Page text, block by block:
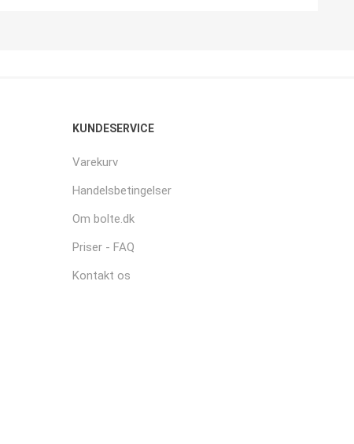
KUNDESERVICE
Varekurv
Handelsbetingelser
Om bolte.dk
Priser - FAQ
Kontakt os